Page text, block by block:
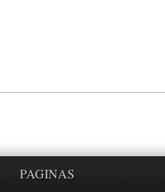
PAGINAS